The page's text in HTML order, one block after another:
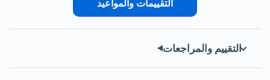
التقييمات والمواعيد
التقييم والمراجعات